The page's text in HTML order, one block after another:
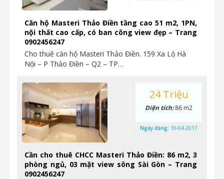
Căn hộ Masteri Thảo Điền tầng cao 51 m2, 1PN,
nội thất cao cấp, có ban công view đẹp – Trang
0902456247
Cho thuê căn hộ Masteri Thảo Điền. 159 Xa Lộ Hà
Nội – P Thảo Điền – Q2 – TP…
Cần cho thuê CHCC Masteri Thảo Điền: 86 m2, 3
phòng ngủ, 03 mặt view sông Sài Gòn – Trang
0902456247
24 Triệu
Diện tích:86 m2
Ngày đăng: 10-04-2017